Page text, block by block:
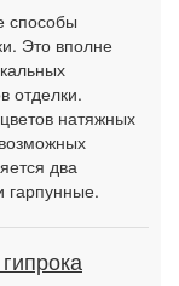
способы
Это вполне
отделки.
натяжных
два
гарпунные.